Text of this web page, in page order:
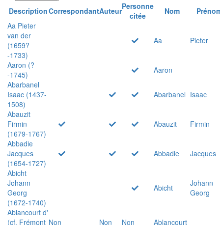
DescriptionCorrespondantAuteurPersonne
citée
Nom
Aa Pieter
van der
(1659?
-1733)
Aa Pieter
Aaron (?
-1745)
Aaron
Abarbanel
Isaac (1437-
1508)
Abarbanel Isaac
Abauzit
Firmin
(1679-1767)
Abauzit
Firmin
Abbadie
Jacques
(1654-1727)
Abbadie
Jacques
Abicht
Johann
Georg
(1672-1740)
Abicht
Johann
Georg
Ablancourt d'
(cf. Frémont Non Non Non
Ablancourt